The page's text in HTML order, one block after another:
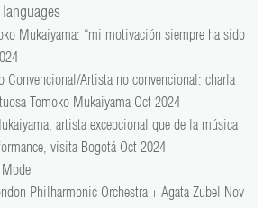
Mukaiyama: “mi motivación siempre ha sido
Convencional/Artista no convencional: charla
Tomoko Mukaiyama Oct 2024
artista excepcional que de la música
visita Bogotá Oct 2024
Philharmonic Orchestra + Agata Zubel Nov